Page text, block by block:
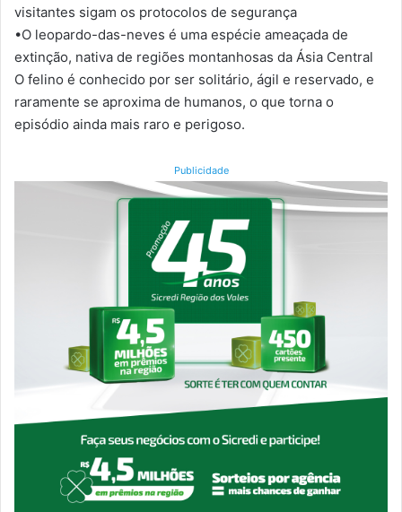
visitantes sigam os protocolos de segurança
•O leopardo-das-neves é uma espécie ameaçada de
extinção, nativa de regiões montanhosas da Ásia Central
O felino é conhecido por ser solitário, ágil e reservado, e
raramente se aproxima de humanos, o que torna o
episódio ainda mais raro e perigoso.
Publicidade